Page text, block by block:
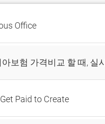
Office
아보험 가격비교 할 때, 실
Paid to Create